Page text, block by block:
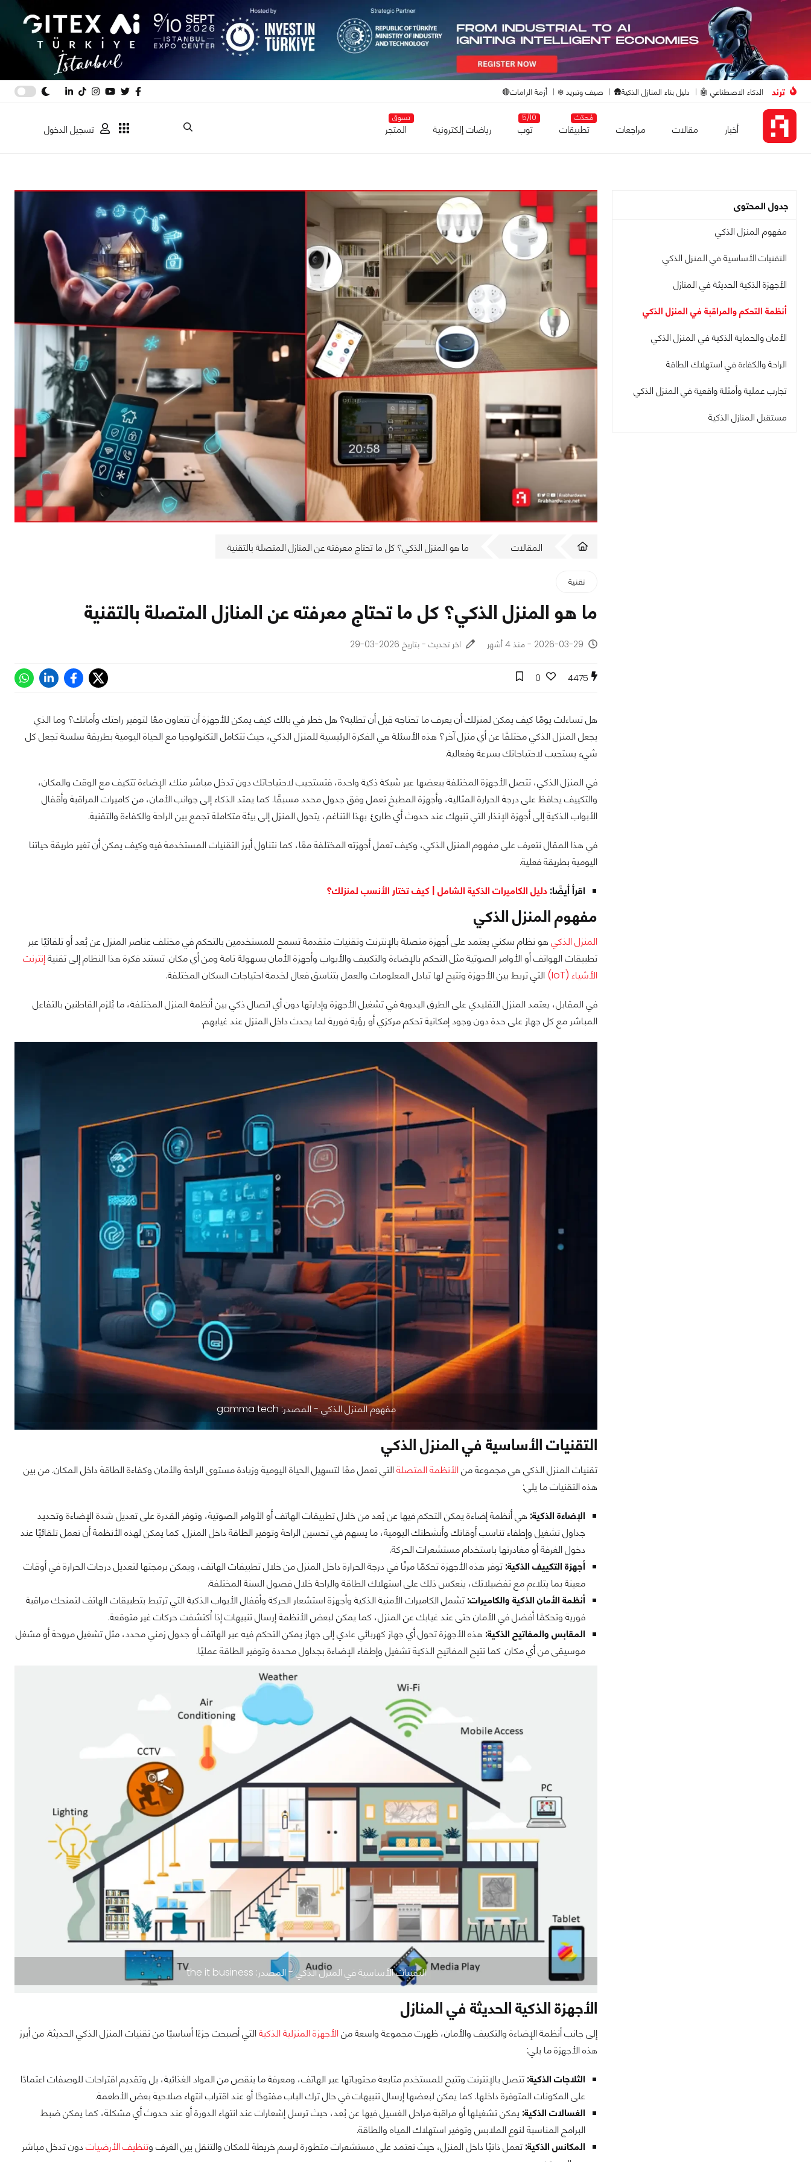
ترند الذكاء الاصطناعي 🤖 دليل بناء المنازل الذكية🛖 صيف وتبريد ❄️ أزمة الرامات🔴
أخبار مقالات مراجعات
مُحدّث
تطبيقات
5/10
توب رياضات إلكترونية
تسوق
المتجر تسجيل الدخول
جدول المحتوى
مفهوم المنزل الذكي
التقنيات الأساسية في المنزل الذكي
الأجهزة الذكية الحديثة في المنازل
أنظمة التحكم والمراقبة في المنزل الذكي
الأمان والحماية الذكية في المنزل الذكي
الراحة والكفاءة في استهلاك الطاقة
تجارب عملية وأمثلة واقعية في المنزل الذكي
مستقبل المنازل الذكية
المقالات ما هو المنزل الذكي؟ كل ما تحتاج معرفته عن المنازل المتصلة بالتقنية
تقنية
ما هو المنزل الذكي؟ كل ما تحتاج معرفته عن المنازل المتصلة بالتقنية
2026-03-29 - منذ 4 أشهر اخر تحديث - بتاريخ 2026-03-29
4475
0
هل تساءلت يومًا كيف يمكن لمنزلك أن يعرف ما تحتاجه قبل أن تطلبه؟ هل خطر في بالك كيف يمكن للأجهزة أن تتعاون معًا لتوفير راحتك وأمانك؟ وما الذي
يجعل المنزل الذكي مختلفًا عن أي منزل آخر؟ هذه الأسئلة هي الفكرة الرئيسية للمنزل الذكي، حيث تتكامل التكنولوجيا مع الحياة اليومية بطريقة سلسة تجعل كل
شيء يستجيب لاحتياجاتك بسرعة وفعالية.
في المنزل الذكي، تتصل الأجهزة المختلفة ببعضها عبر شبكة ذكية واحدة، فتستجيب لاحتياجاتك دون تدخل مباشر منك. الإضاءة تتكيف مع الوقت والمكان،
والتكييف يحافظ على درجة الحرارة المثالية، وأجهزة المطبخ تعمل وفق جدول محدد مسبقًا. كما يمتد الذكاء إلى جوانب الأمان، من كاميرات المراقبة وأقفال
الأبواب الذكية إلى أجهزة الإنذار التي تنبهك عند حدوث أي طارئ. بهذا التناغم، يتحول المنزل إلى بيئة متكاملة تجمع بين الراحة والكفاءة والتقنية.
في هذا المقال نتعرف على مفهوم المنزل الذكي، وكيف تعمل أجهزته المختلفة معًا، كما نتناول أبرز التقنيات المستخدمة فيه وكيف يمكن أن تغير طريقة حياتنا
اليومية بطريقة فعلية.
اقرأ أيضًا: دليل الكاميرات الذكية الشامل | كيف تختار الأنسب لمنزلك؟
مفهوم المنزل الذكي
المنزل الذكيهو نظام سكني يعتمد على أجهزة متصلة بالإنترنت وتقنيات متقدمة تسمح للمستخدمين بالتحكم في مختلف عناصر المنزل عن بُعد أو تلقائيًا عبر
تطبيقات الهواتف أو الأوامر الصوتية مثل التحكم بالإضاءة والتكييف والأبواب وأجهزة الأمان بسهولة تامة ومن أي مكان. تستند فكرة هذا النظام إلى تقنيةإنترنت
الأشياء (IoT)
التي تربط بين الأجهزة وتتيح لها تبادل المعلومات والعمل بتناسق فعال لخدمة احتياجات السكان المختلفة.
في المقابل، يعتمد المنزل التقليدي على الطرق اليدوية في تشغيل الأجهزة وإدارتها دون أي اتصال ذكي بين أنظمة المنزل المختلفة، ما يُلزم القاطنين بالتفاعل
المباشر مع كل جهاز على حدة دون وجود إمكانية تحكم مركزي أو رؤية فورية لما يحدث داخل المنزل عند غيابهم.
مفهوم المنزل الذكي - المصدر: gamma tech
التقنيات الأساسية في المنزل الذكي
تقنيات المنزل الذكي هي مجموعة منالأنظمة المتصلةالتي تعمل معًا لتسهيل الحياة اليومية وزيادة مستوى الراحة والأمان وكفاءة الطاقة داخل المكان. من بين
هذه التقنيات ما يلي:
الإضاءة الذكية: هي أنظمة إضاءة يمكن التحكم فيها عن بُعد من خلال تطبيقات الهاتف أو الأوامر الصوتية، وتوفر القدرة على تعديل شدة الإضاءة وتحديد
جداول تشغيل وإطفاء تناسب أوقاتك وأنشطتك اليومية، ما يسهم في تحسين الراحة وتوفير الطاقة داخل المنزل. كما يمكن لهذه الأنظمة أن تعمل تلقائيًا عند
دخول الغرفة أو مغادرتها باستخدام مستشعرات الحركة.
أجهزة التكييف الذكية: توفر هذه الأجهزة تحكمًا مرنًا في درجة الحرارة داخل المنزل من خلال تطبيقات الهاتف، ويمكن برمجتها لتعديل درجات الحرارة في أوقات
معينة بما يتلاءم مع تفضيلاتك، ينعكس ذلك على استهلاك الطاقة والراحة خلال فصول السنة المختلفة.
أنظمة الأمان الذكية والكاميرات: تشمل الكاميرات الأمنية الذكية وأجهزة استشعار الحركة وأقفال الأبواب الذكية التي ترتبط بتطبيقات الهاتف لتمنحك مراقبة
فورية وتحكمًا أفضل في الأمان حتى عند غيابك عن المنزل، كما يمكن لبعض الأنظمة إرسال تنبيهات إذا اُكتشفت حركات غير متوقعة.
المقابس والمفاتيح الذكية: هذه الأجهزة تحول أي جهاز كهربائي عادي إلى جهاز يمكن التحكم فيه عبر الهاتف أو جدول زمني محدد، مثل تشغيل مروحة أو مشغل
موسيقى من أي مكان. كما تتيح المفاتيح الذكية تشغيل وإطفاء الإضاءة بجداول محددة وتوفير الطاقة عمليًا.
التقنيات الأساسية في المنزل الذكي - المصدر: the it business
الأجهزة الذكية الحديثة في المنازل
إلى جانب أنظمة الإضاءة والتكييف والأمان، ظهرت مجموعة واسعة منالأجهزة المنزلية الذكيةالتي أصبحت جزءًا أساسيًا من تقنيات المنزل الذكي الحديثة. من أبرز
هذه الأجهزة ما يلي:
الثلاجات الذكية: تتصل بالإنترنت وتتيح للمستخدم متابعة محتوياتها عبر الهاتف، ومعرفة ما ينقص من المواد الغذائية، بل وتقديم اقتراحات للوصفات اعتمادًا
على المكونات المتوفرة داخلها. كما يمكن لبعضها إرسال تنبيهات في حال ترك الباب مفتوحًا أو عند اقتراب انتهاء صلاحية بعض الأطعمة.
الغسالات الذكية: يمكن تشغيلها أو مراقبة مراحل الغسيل فيها عن بُعد، حيث ترسل إشعارات عند انتهاء الدورة أو عند حدوث أي مشكلة، كما يمكن ضبط
البرامج المناسبة لنوع الملابس وتوفير استهلاك المياه والطاقة.
المكانس الذكية: تعمل ذاتيًا داخل المنزل، حيث تعتمد على مستشعرات متطورة لرسم خريطة للمكان والتنقل بين الغرف وتنظيف الأرضياتدون تدخل مباشر